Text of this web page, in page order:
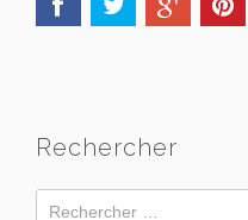
Rechercher